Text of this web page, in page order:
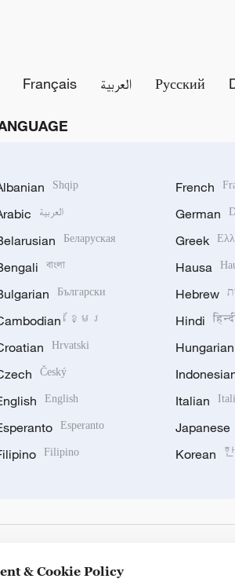
Français العربية Русский
Shqip
العربية
Беларуская
বাংলা
Български
ខ្មែរ
Hrvatski
Český
English
Esperanto
Filipino
French
German
Greek
Hausa
Hebrew
Hindi
Hungarian
Italian
Japanese
Korean
& Cookie Policy